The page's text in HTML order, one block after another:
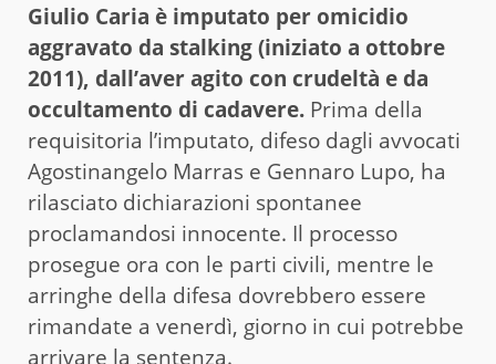
Giulio Caria è imputato per omicidio
aggravato da stalking (iniziato a ottobre
2011), dall’aver agito con crudeltà e da
occultamento di cadavere. Prima della
requisitoria l’imputato, difeso dagli avvocati
Agostinangelo Marras e Gennaro Lupo, ha
rilasciato dichiarazioni spontanee
proclamandosi innocente. Il processo
prosegue ora con le parti civili, mentre le
arringhe della difesa dovrebbero essere
rimandate a venerdì, giorno in cui potrebbe
arrivare la sentenza.